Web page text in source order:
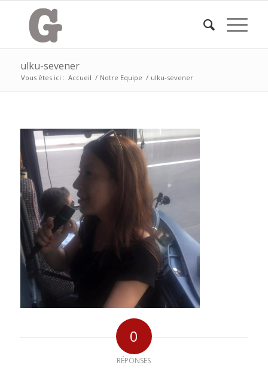
ulku-sevener
Vous êtes ici : Accueil / Notre Equipe / ulku-sevener
0
RÉPONSES